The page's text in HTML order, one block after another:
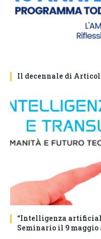
Il decennale di
“Intelligenza
Seminario il 9 maggio